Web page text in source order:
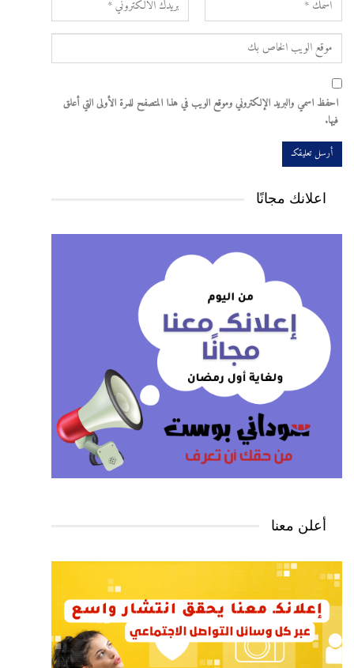
احفظ اسمي والبريد الإلكتروني وموقع الويب في هذا المتصفح للمرة الأولى التي أعلق
فيها.
اعلانك مجانًا
أعلن معنا